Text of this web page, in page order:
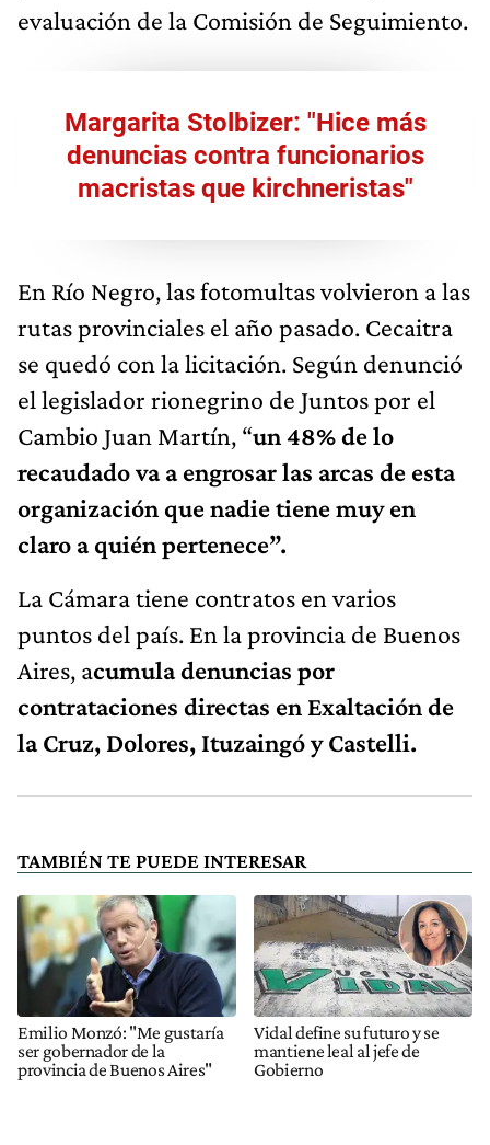
evaluación de la Comisión de Seguimiento.
Margarita Stolbizer: "Hice más
denuncias contra funcionarios
macristas que kirchneristas"
En Río Negro, las fotomultas volvieron a las
rutas provinciales el año pasado. Cecaitra
se quedó con la licitación. Según denunció
el legislador rionegrino de Juntos por el
Cambio Juan Martín, “un 48% de lo
recaudado va a engrosar las arcas de esta
organización que nadie tiene muy en
claro a quién pertenece”.
La Cámara tiene contratos en varios
puntos del país. En la provincia de Buenos
Aires, acumula denuncias por
contrataciones directas en Exaltación de
la Cruz, Dolores, Ituzaingó y Castelli.
TAMBIÉN TE PUEDE INTERESAR
Emilio Monzó: "Me gustaría
ser gobernador de la
provincia de Buenos Aires"
Vidal define su futuro y se
mantiene leal al jefe de
Gobierno